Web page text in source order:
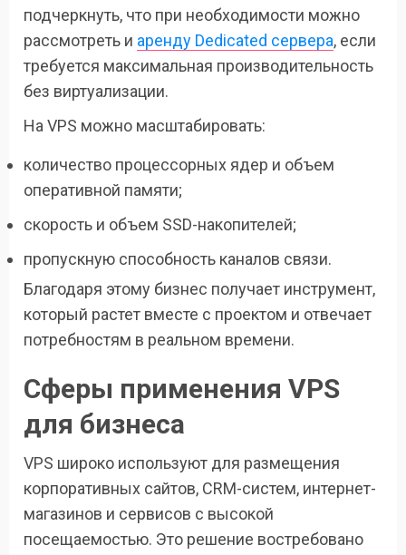
подчеркнуть, что при необходимости можно
рассмотреть и аренду Dedicated сервера, если
требуется максимальная производительность
без виртуализации.
На VPS можно масштабировать:
количество процессорных ядер и объем
оперативной памяти;
скорость и объем SSD-накопителей;
пропускную способность каналов связи.
Благодаря этому бизнес получает инструмент,
который растет вместе с проектом и отвечает
потребностям в реальном времени.
Сферы применения VPS
для бизнеса
VPS широко используют для размещения
корпоративных сайтов, CRM-систем, интернет-
магазинов и сервисов с высокой
посещаемостью. Это решение востребовано